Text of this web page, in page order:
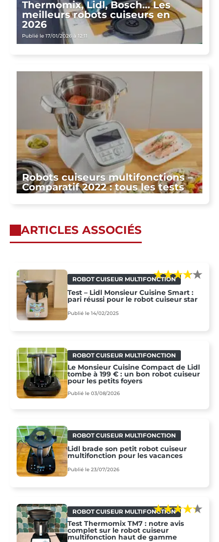
Thermomix, Lidl, Bosch… Les
meilleurs robots cuiseurs en
2026
Publié le 17/01/2026 à 12:11
Robots cuiseurs multifonctions –
Comparatif 2022 : tous les tests
ARTICLES ASSOCIÉS
ROBOT CUISEUR MULTIFONCTION
Test – Lidl Monsieur Cuisine Smart :
pari réussi pour le robot cuiseur star
Publié le 14/02/2025
ROBOT CUISEUR MULTIFONCTION
Le Monsieur Cuisine Compact de Lidl
tombe à 199 € : un bon robot cuiseur
pour les petits foyers
Publié le 03/08/2026
ROBOT CUISEUR MULTIFONCTION
Lidl brade son petit robot cuiseur
multifonction pour les vacances
Publié le 23/07/2026
ROBOT CUISEUR MULTIFONCTION
Test Thermomix TM7 : notre avis
complet sur le robot cuiseur
multifonction haut de gamme